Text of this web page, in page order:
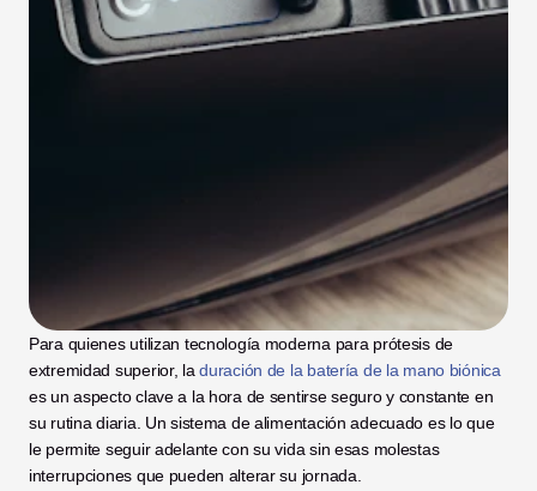
Para quienes utilizan tecnología moderna para prótesis de
extremidad superior, la duración de la batería de la mano biónica
es un aspecto clave a la hora de sentirse seguro y constante en
su rutina diaria. Un sistema de alimentación adecuado es lo que
le permite seguir adelante con su vida sin esas molestas
interrupciones que pueden alterar su jornada.